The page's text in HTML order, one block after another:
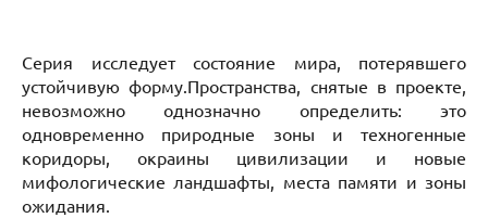
Серия исследует состояние мира, потерявшего
устойчивую форму.Пространства, снятые в проекте,
невозможно однозначно определить: это
одновременно природные зоны и техногенные
коридоры, окраины цивилизации и новые
мифологические ландшафты, места памяти и зоны
ожидания.